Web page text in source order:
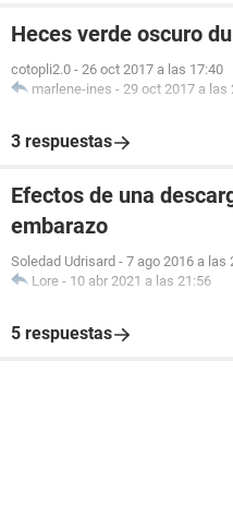
Heces verde oscuro
cotopli2.0 - 26 oct 2017 a las 17:40
marlene-ines - 29 oct 2017 a las
3 respuestas
Efectos de una
embarazo
Soledad Udrisard - 7 ago 2016 a las
Lore - 10 abr 2021 a las 21:56
5 respuestas